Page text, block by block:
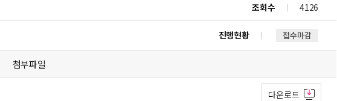
조회수 4126
진행현황 접수마감
첨부파일
다운로드